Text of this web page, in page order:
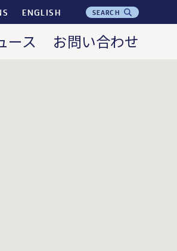
ENGLISH SEARCH
ース お問い合わせ